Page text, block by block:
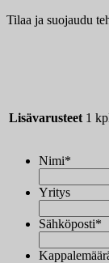
Tilaa ja suojaudu
Lisävarusteet 1
Nimi*
Yritys
Sähköposti*